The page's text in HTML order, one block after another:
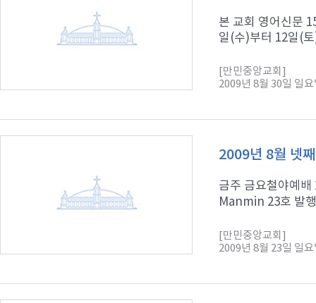
본 교회 영어신문
일(수)부터 12일(
[만민중앙교회]
2009년 8월 30일 일요
2009년 8월 넷
금주 금요철야예
Manmin 23호 발
[만민중앙교회]
2009년 8월 23일 일요